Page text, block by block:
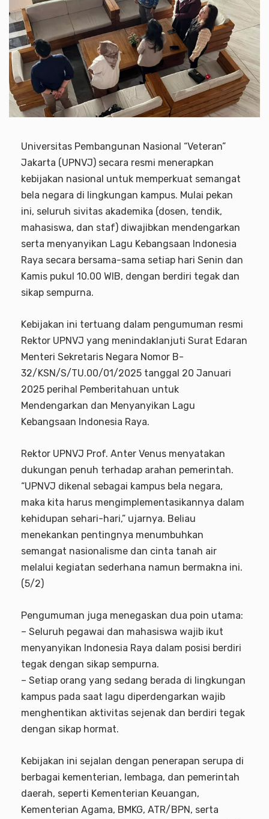
Universitas Pembangunan Nasional “Veteran”
Jakarta (UPNVJ) secara resmi menerapkan
kebijakan nasional untuk memperkuat semangat
bela negara di lingkungan kampus. Mulai pekan
ini, seluruh sivitas akademika (dosen, tendik,
mahasiswa, dan staf) diwajibkan mendengarkan
serta menyanyikan Lagu Kebangsaan Indonesia
Raya secara bersama-sama setiap hari Senin dan
Kamis pukul 10.00 WIB, dengan berdiri tegak dan
sikap sempurna.
Kebijakan ini tertuang dalam pengumuman resmi
Rektor UPNVJ yang menindaklanjuti Surat Edaran
Menteri Sekretaris Negara Nomor B-
32/KSN/S/TU.00/01/2025 tanggal 20 Januari
2025 perihal Pemberitahuan untuk
Mendengarkan dan Menyanyikan Lagu
Kebangsaan Indonesia Raya.
Rektor UPNVJ Prof. Anter Venus menyatakan
dukungan penuh terhadap arahan pemerintah.
“UPNVJ dikenal sebagai kampus bela negara,
maka kita harus mengimplementasikannya dalam
kehidupan sehari-hari,” ujarnya. Beliau
menekankan pentingnya menumbuhkan
semangat nasionalisme dan cinta tanah air
melalui kegiatan sederhana namun bermakna ini.
(5/2)
Pengumuman juga menegaskan dua poin utama:
– Seluruh pegawai dan mahasiswa wajib ikut
menyanyikan Indonesia Raya dalam posisi berdiri
tegak dengan sikap sempurna.
– Setiap orang yang sedang berada di lingkungan
kampus pada saat lagu diperdengarkan wajib
menghentikan aktivitas sejenak dan berdiri tegak
dengan sikap hormat.
Kebijakan ini sejalan dengan penerapan serupa di
berbagai kementerian, lembaga, dan pemerintah
daerah, seperti Kementerian Keuangan,
Kementerian Agama, BMKG, ATR/BPN, serta